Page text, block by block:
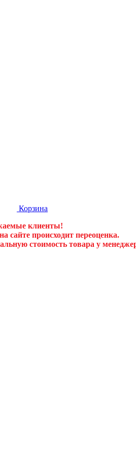
Корзина
клиенты!
сайте происходит переоценка.
стоимость товара у